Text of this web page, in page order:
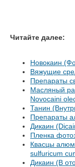
Читайте далее:
Новокаин
Вяжущие
Препараты
Масляный
Novocaini
Танин
Препараты
Дикаин
Пленка
Квасцы
sulfuricum
Дикаин (В